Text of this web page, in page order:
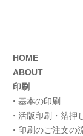
HOME
ABOUT
印刷
・基本の印刷
・活版印刷・箔押
・印刷のご注文の